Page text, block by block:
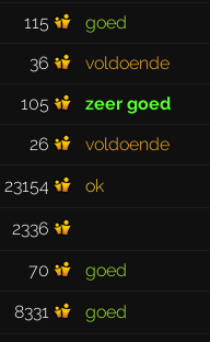
115 goed
36 voldoende
105 zeer goed
26 voldoende
23154 ok
2336
70 goed
8331 goed